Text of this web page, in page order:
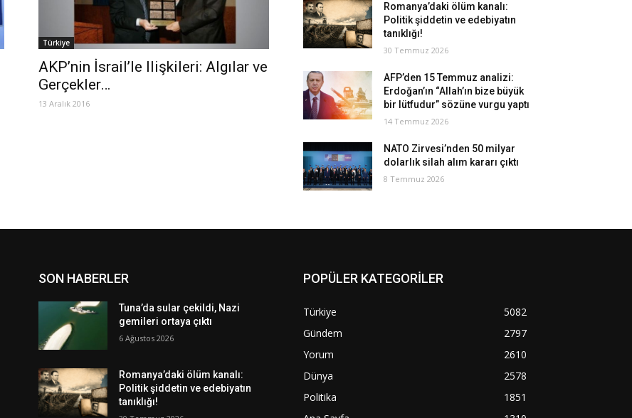
Türkiye
AKP’nin İsrail’le Ilişkileri: Algılar ve
Gerçekler…
13 Aralık 2016
Romanya’daki ölüm kanalı:
Politik şiddetin ve edebiyatın
tanıklığı!
30 Temmuz 2026
AFP’den 15 Temmuz analizi:
Erdoğan’ın “Allah’ın bize büyük
bir lütfudur” sözüne vurgu yaptı
14 Temmuz 2026
NATO Zirvesi’nden 50 milyar
dolarlık silah alım kararı çıktı
8 Temmuz 2026
SON HABERLER
Tuna’da sular çekildi, Nazi
gemileri ortaya çıktı
6 Ağustos 2026
Romanya’daki ölüm kanalı:
Politik şiddetin ve edebiyatın
tanıklığı!
POPÜLER KATEGORİLER
Türkiye
5082
Gündem
2797
Yorum
2610
Dünya
2578
Politika
1851